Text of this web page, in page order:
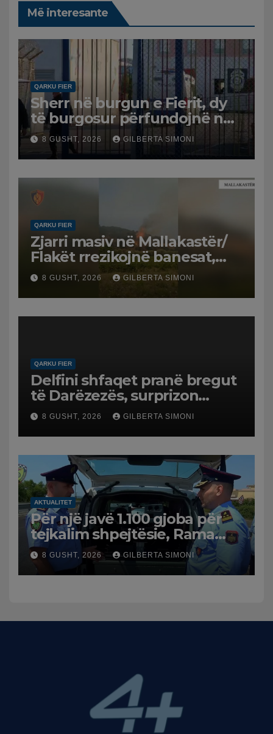
Më interesante
QARKU FIER
Sherr në burgun e Fierit, dy
të burgosur përfundojnë në
spital
8 GUSHT, 2026 GILBERTA SIMONI
QARKU FIER
Zjarri masiv në Mallakastër/
Flakët rrezikojnë banesat,
Policia evakuon disa familje
në Koilac
8 GUSHT, 2026 GILBERTA SIMONI
QARKU FIER
Delfini shfaqet pranë bregut
të Darëzezës, surprizon
pushuesit dhe banorët
8 GUSHT, 2026 GILBERTA SIMONI
AKTUALITET
Për një javë 1.100 gjoba për
tejkalim shpejtësie, Rama
publikon videon: Kamerat e
trafikut së shpejti në
funksion
8 GUSHT, 2026 GILBERTA SIMONI